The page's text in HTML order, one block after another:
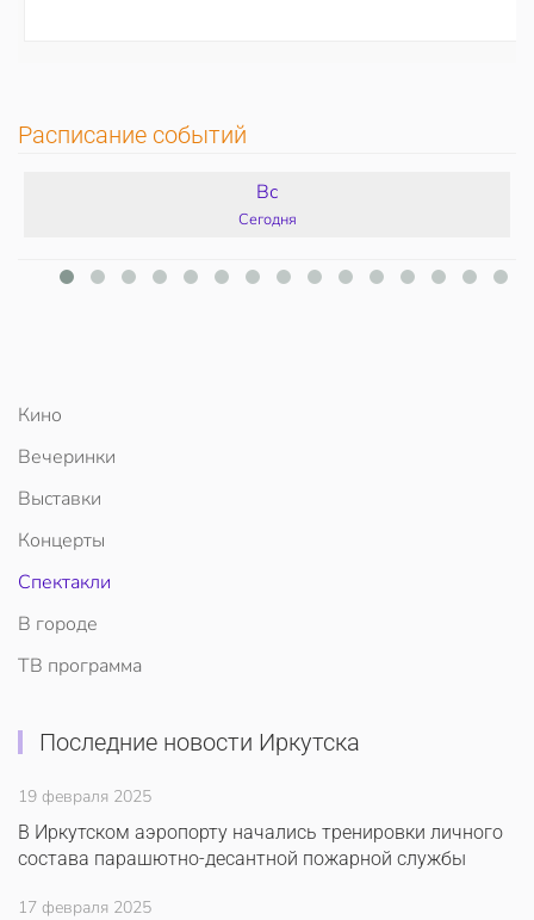
Расписание событий
Вс
Сегодня
Кино
Вечеринки
Выставки
Концерты
Спектакли
В городе
ТВ программа
Последние новости Иркутска
19 февраля 2025
В Иркутском аэропорту начались тренировки личного
состава парашютно-десантной пожарной службы
17 февраля 2025